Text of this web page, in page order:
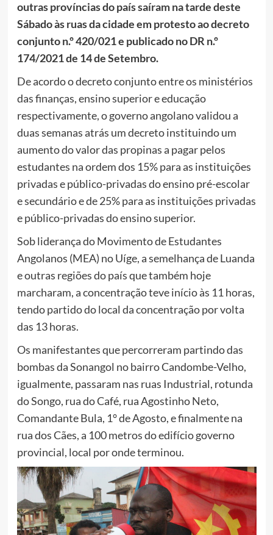
outras províncias do país saíram na tarde deste
Sábado às ruas da cidade em protesto ao decreto
conjunto n.º 420/021 e publicado no DR n.º
174/2021 de 14 de Setembro.
De acordo o decreto conjunto entre os ministérios
das finanças, ensino superior e educação
respectivamente, o governo angolano validou a
duas semanas atrás um decreto instituindo um
aumento do valor das propinas a pagar pelos
estudantes na ordem dos 15% para as instituições
privadas e público-privadas do ensino pré-escolar
e secundário e de 25% para as instituições privadas
e público-privadas do ensino superior.
Sob liderança do Movimento de Estudantes
Angolanos (MEA) no Uíge, a semelhança de Luanda
e outras regiões do país que também hoje
marcharam, a concentração teve início às 11 horas,
tendo partido do local da concentração por volta
das 13 horas.
Os manifestantes que percorreram partindo das
bombas da Sonangol no bairro Candombe-Velho,
igualmente, passaram nas ruas Industrial, rotunda
do Songo, rua do Café, rua Agostinho Neto,
Comandante Bula, 1° de Agosto, e finalmente na
rua dos Cães, a 100 metros do edifício governo
provincial, local por onde terminou.